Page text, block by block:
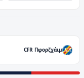
CFR Πφορζχάιμ